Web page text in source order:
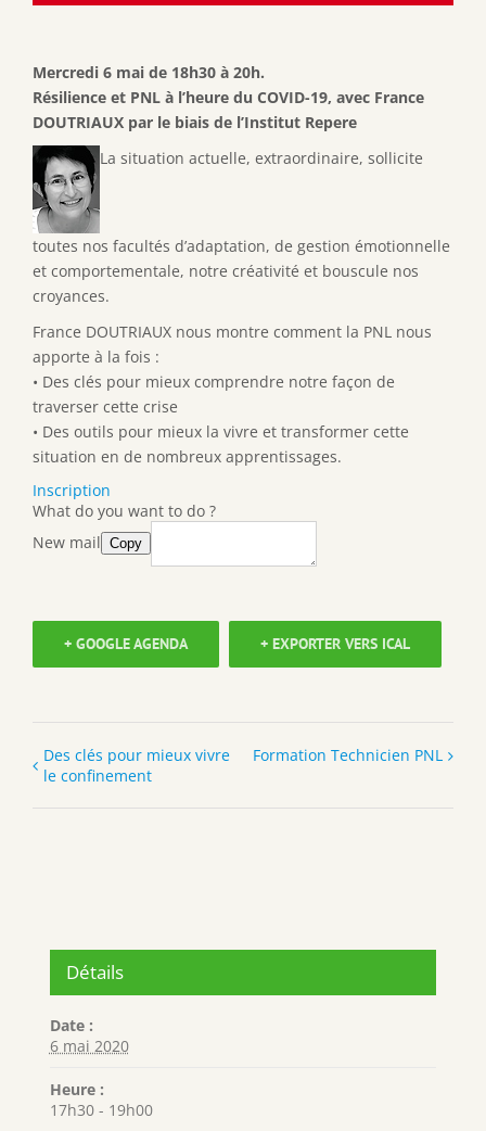
Mercredi 6 mai de 18h30 à 20h.
Résilience et PNL à l’heure du COVID-19, avec France
DOUTRIAUX par le biais de l’Institut Repere
La situation actuelle, extraordinaire, sollicite
toutes nos facultés d’adaptation, de gestion émotionnelle
et comportementale, notre créativité et bouscule nos
croyances.
France DOUTRIAUX nous montre comment la PNL nous
apporte à la fois :
• Des clés pour mieux comprendre notre façon de
traverser cette crise
• Des outils pour mieux la vivre et transformer cette
situation en de nombreux apprentissages.
Inscription
What do you want to do ?
New mail Copy
+ GOOGLE AGENDA + EXPORTER VERS ICAL
Des clés pour mieux vivre
le confinement
Formation Technicien PNL
Détails
Date :
6 mai 2020
Heure :
17h30 - 19h00